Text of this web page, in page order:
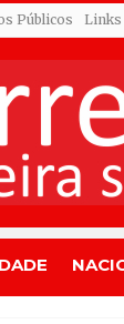
Públicos Links